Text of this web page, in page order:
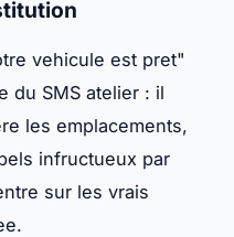
vehicule est pret"
du SMS atelier : il
les emplacements,
infructueux par
sur les vrais